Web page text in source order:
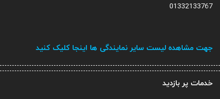
01332133767
جهت مشاهده لیست سایر نمایندگی ها اینجا کلیک کنید
خدمات پر بازدید